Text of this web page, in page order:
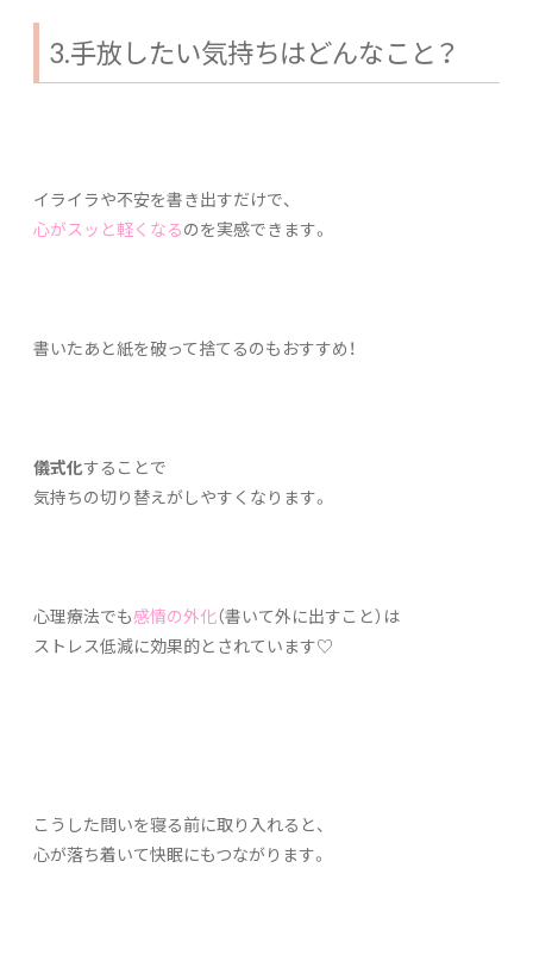
3.手放したい気持ちはどんなこと？
イライラや不安を書き出すだけで、
心がスッと軽くなるのを実感できます。
書いたあと紙を破って捨てるのもおすすめ！
儀式化することで
気持ちの切り替えがしやすくなります。
心理療法でも感情の外化（書いて外に出すこと）は
ストレス低減に効果的とされています♡
こうした問いを寝る前に取り入れると、
心が落ち着いて快眠にもつながります。